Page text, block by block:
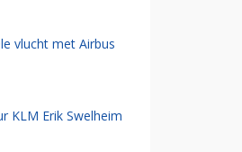
vlucht met Airbus
KLM Erik Swelheim